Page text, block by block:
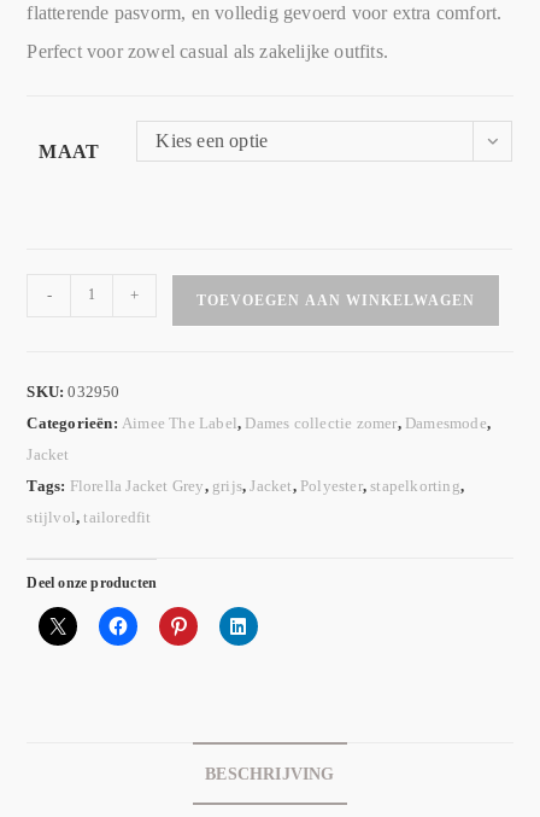
flatterende pasvorm, en volledig gevoerd voor extra comfort.
Perfect voor zowel casual als zakelijke outfits.
MAAT
Kies een optie
- + TOEVOEGEN AAN WINKELWAGEN
SKU:032950
Categorieën: Aimee The Label, Dames collectie zomer, Damesmode,
Jacket
Tags: Florella Jacket Grey, grijs,Jacket, Polyester,stapelkorting,
stijlvol,tailoredfit
Deel onze producten
BESCHRIJVING